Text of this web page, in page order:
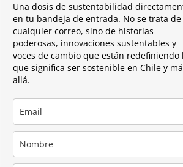
Una dosis de sustentabilidad
en tu bandeja de entrada. No se trata de
cualquier correo, sino de historias
poderosas, innovaciones sustentables y
voces de cambio que están redefiniendo
que significa ser sostenible en Chile y
allá.